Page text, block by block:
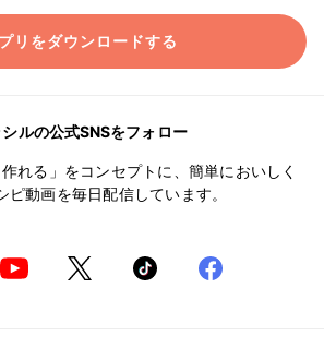
リをダウンロードする
ルの公式SNSをフォロー
作れる」をコンセプトに、簡単においしく
ピ動画を毎日配信しています。